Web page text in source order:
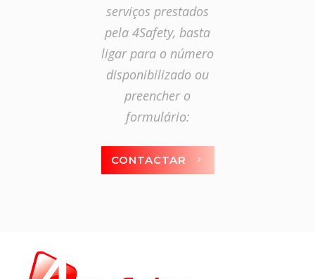
serviços prestados
pela 4Safety, basta
ligar para o número
disponibilizado ou
preencher o
formulário:
CONTACTAR